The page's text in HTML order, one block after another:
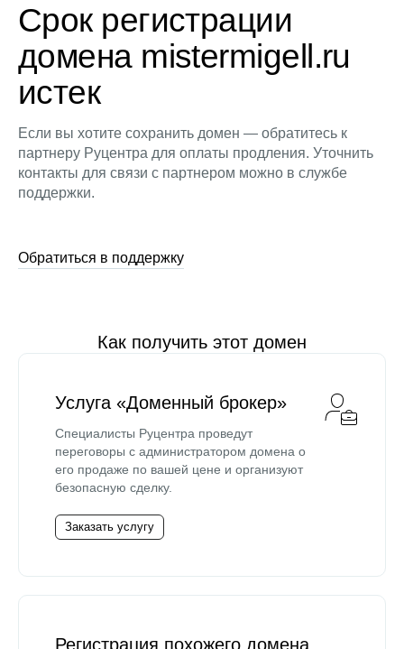
Срок регистрации
домена mistermigell.ru
истек
Если вы хотите сохранить домен — обратитесь к
партнеру Руцентра для оплаты продления. Уточнить
контакты для связи с партнером можно в службе
поддержки.
Обратиться в поддержку
Как получить этот домен
Услуга «Доменный брокер»
Специалисты Руцентра проведут
переговоры с администратором домена о
его продаже по вашей цене и организуют
безопасную сделку.
Заказать услугу
Регистрация похожего домена